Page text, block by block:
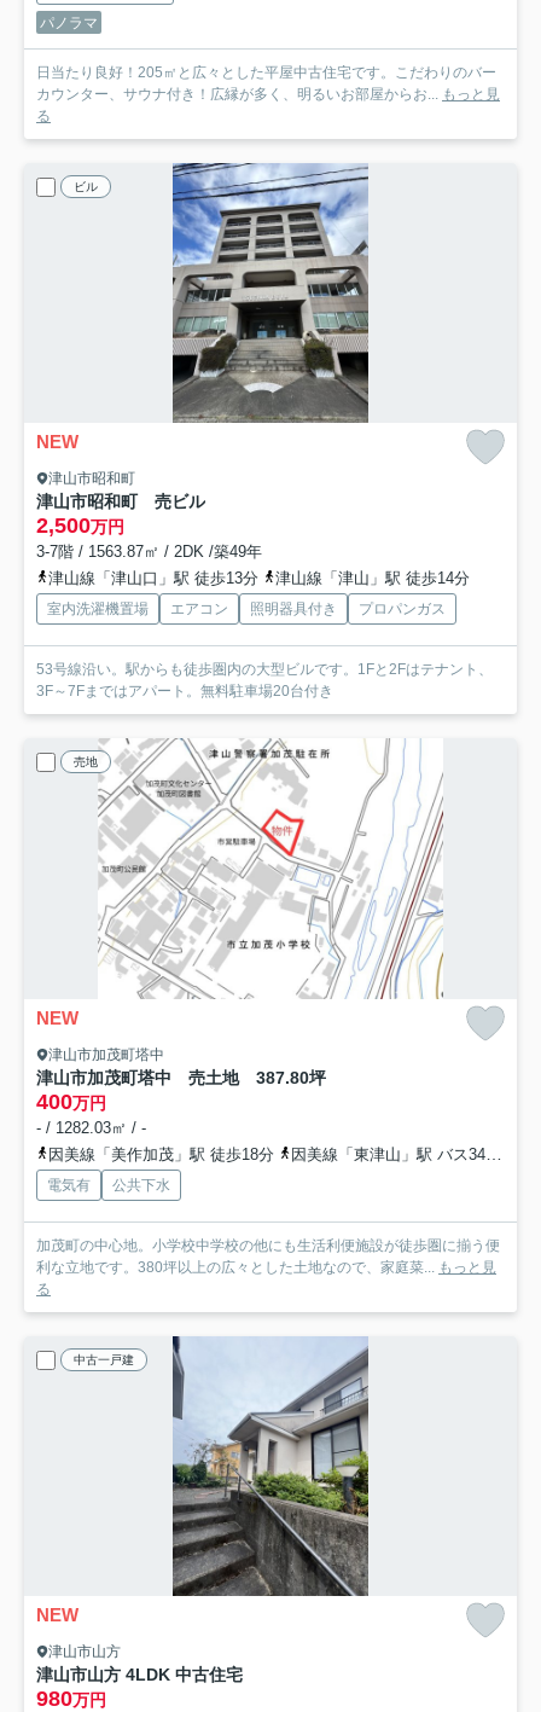
パノラマ
日当たり良好！205㎡と広々とした平屋中古住宅です。こだわりのバー
カウンター、サウナ付き！広縁が多く、明るいお部屋からお... もっと見
る
ビル
NEW
津山市昭和町
津山市昭和町 売ビル
2,500万円
3-7階 / 1563.87㎡ / 2DK /築49年
津山線「津山口」駅 徒歩13分
津山線「津山」駅 徒歩14分
室内洗濯機置場 エアコン 照明器具付き プロパンガス
53号線沿い。駅からも徒歩圏内の大型ビルです。1Fと2Fはテナント、
3F～7Fまではアパート。無料駐車場20台付き
売地
NEW
津山市加茂町塔中
津山市加茂町塔中 売土地 387.80坪
400万円
- / 1282.03㎡ / -
因美線「美作加茂」駅 徒歩18分
因美線「東津山」駅 バス34分 中鉄バス/中鉄北部バス「加茂支所（岡山県）」 停歩5分
電気有 公共下水
加茂町の中心地。小学校中学校の他にも生活利便施設が徒歩圏に揃う便
利な立地です。380坪以上の広々とした土地なので、家庭菜...
もっと見
る
中古一戸建
NEW
津山市山方
津山市山方 4LDK 中古住宅
980万円